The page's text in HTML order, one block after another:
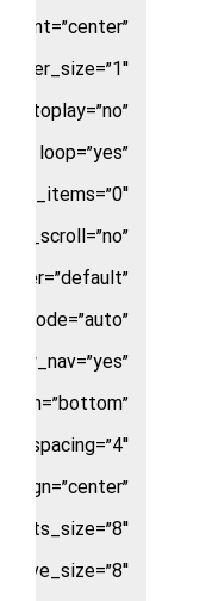
autoplay=”no”
loop=”yes”
dots_size=”8″